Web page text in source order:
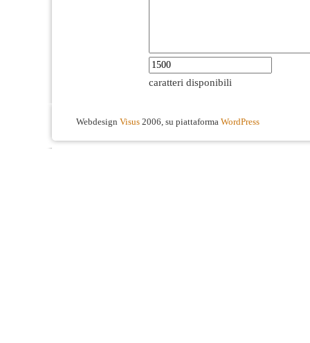
caratteri disponibili
Webdesign Visus 2006, su piattaforma WordPress